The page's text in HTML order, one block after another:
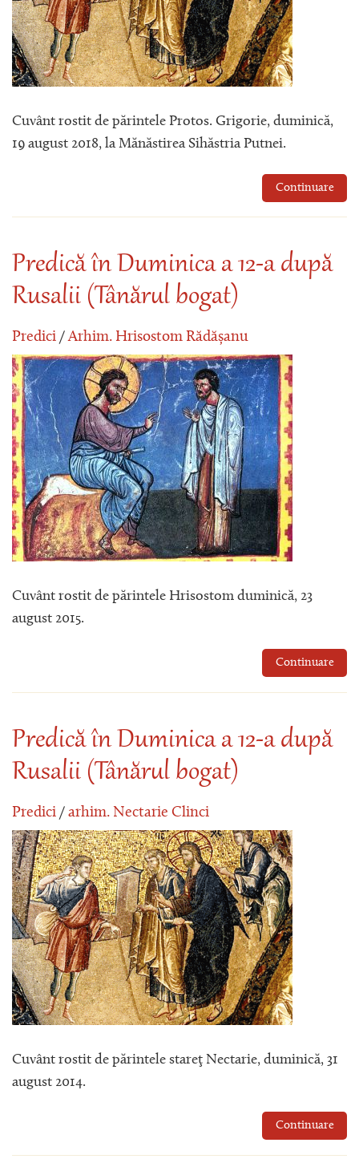
Cuvânt rostit de părintele Protos. Grigorie, duminică,
19 august 2018, la Mănăstirea Sihăstria Putnei.
Continuare
Predică în Duminica a 12-a după
Rusalii (Tânărul bogat)
Predici /Arhim. Hrisostom Rădășanu
Cuvânt rostit de părintele Hrisostom duminică, 23
august 2015.
Continuare
Predică în Duminica a 12-a după
Rusalii (Tânărul bogat)
Predici / arhim. Nectarie Clinci
Cuvânt rostit de părintele stareţ Nectarie, duminică, 31
august 2014.
Continuare